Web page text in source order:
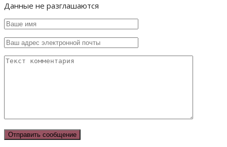
Данные не разглашаются